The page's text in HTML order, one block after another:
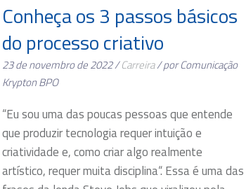
Conheça os 3 passos básicos
do processo criativo
23 de novembro de 2022 /Carreira/ por Comunicação
Krypton BPO
“Eu sou uma das poucas pessoas que entende
que produzir tecnologia requer intuição e
criatividade e, como criar algo realmente
artístico, requer muita disciplina“. Essa é uma das